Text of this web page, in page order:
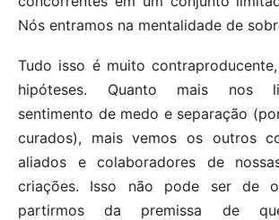
Nós entramos na mentalidade de
Tudo isso é muito
hipóteses. Quanto mais nos
sentimento de medo e separação
curados), mais vemos os outros
aliados e colaboradores de
criações. Isso não pode ser de
partirmos da premissa de